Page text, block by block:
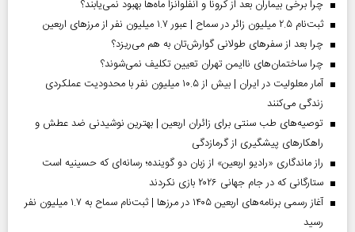
چرا برخی بیماران بعد از کرونا و آنفلوآنزا ماه‌ها بهبود نمی‌یابند؟
ثبت‌نام ۲.۵ میلیون زائر در سماح | عبور ۱.۷ میلیون نفر از مرز‌های اربعین
چرا بعد از سفرهای طولانی گوارش‌تان به هم می‌ریزد؟
چرا ساختمان‌های ناایمن تهران تعیین تکلیف نمی‌شوند؟
آمار معلولیت در ایران | بیش از ۱۰.۵ میلیون نفر با محدودیت عملکردی
زندگی می‌کنند
توصیه‌های طب سنتی برای زائران اربعین | بهترین نوشیدنی ضد عطش و
راهکارهای پیشگیری از گرمازدگی
راز ماندگاری «رادیو اربعین» از زبان دو گوینده؛ رسانه‌ای که حسینیه است
ستارگانی که در جام جهانی ۲۰۲۶ بازی نکردند
آغاز رسمی برنامه‌های اربعین ۱۴۰۵ در مرز‌ها | ثبت‌نام سماح به ۱.۷ میلیون نفر
رسید